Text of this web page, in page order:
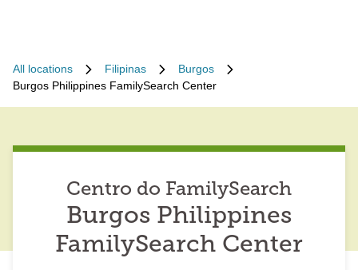
All locations Filipinas
Burgos
Burgos Philippines FamilySearch Center
Centro do FamilySearch
Burgos Philippines
FamilySearch Center